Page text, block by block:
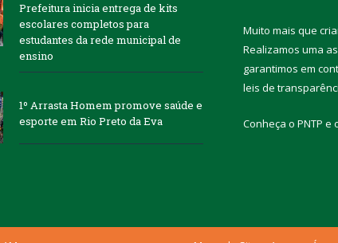
Prefeitura inicia entrega de kits
escolares completos para
estudantes da rede municipal de
ensino
1º Arrasta Homem promove saúde e
esporte em Rio Preto da Eva
Muito mais que
Realizamos uma
garantimos em
leis de
Conheça o PNTP e